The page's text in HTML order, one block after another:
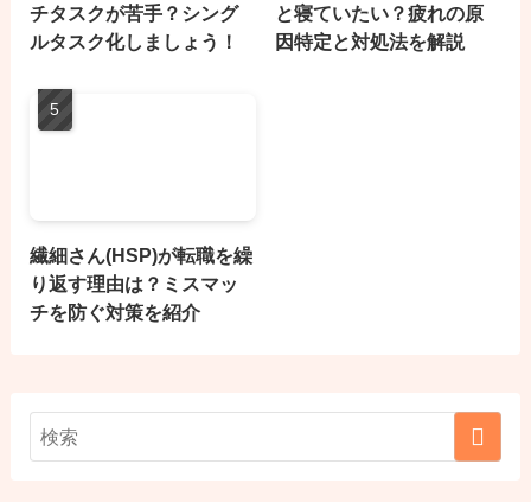
チタスクが苦手？シング
ルタスク化しましょう！
と寝ていたい？疲れの原
因特定と対処法を解説
繊細さん(HSP)が転職を繰
り返す理由は？ミスマッ
チを防ぐ対策を紹介